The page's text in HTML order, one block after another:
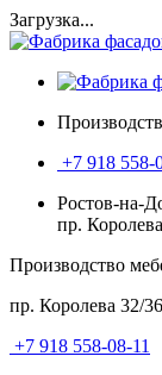
Загрузка...
+7 918 558-
Ростов-на-
пр.
Производство
пр. Королева 32/
+7 918 558-08-11